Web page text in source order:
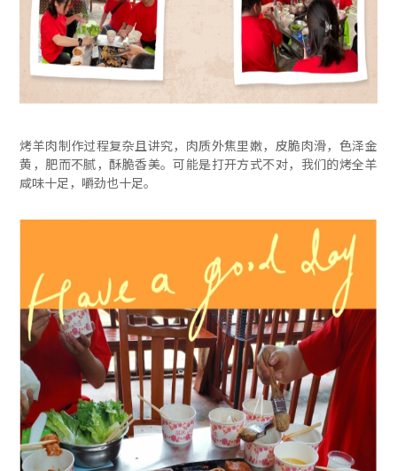
烤羊肉制作过程复杂且讲究，肉质外焦里嫩，皮脆肉滑，色泽金
黄，肥而不腻，酥脆香美。可能是打开方式不对，我们的烤全羊
咸味十足，嚼劲也十足。